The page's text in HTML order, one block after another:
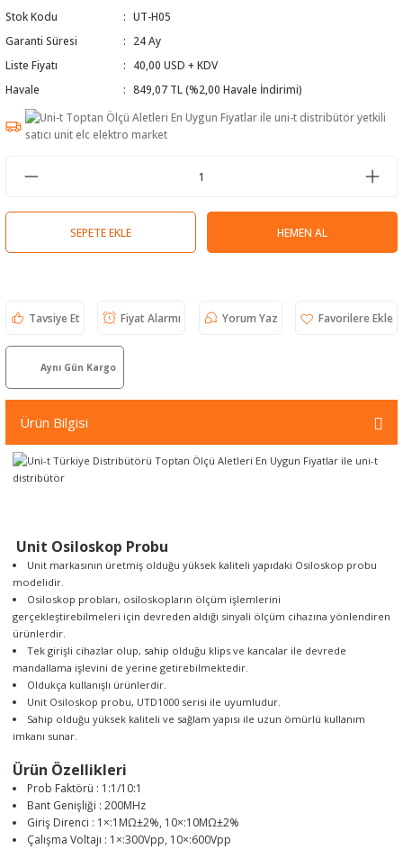
Cihazı
ve Kablo Bulucular
Cihazları
Stok Kodu
UT-H05
Garanti Süresi
24 Ay
Liste Fiyatı
40,00 USD + KDV
Havale
849,07 TL (%2,00 Havale İndirimi)
SEPETE EKLE HEMEN AL
Tavsiye Et Fiyat Alarmı Yorum Yaz
Aynı Gün Kargo
Ürün Bilgisi
Unit Osiloskop Probu
Unit markasının üretmiş olduğu yüksek kaliteli yapıdaki Osiloskop probu
modelidir.
Osiloskop probları, osiloskopların ölçüm işlemlerini
gerçekleştirebilmeleri için devreden aldığı sinyali ölçüm cihazına yönlendiren
ürünlerdir.
Tek girişli cihazlar olup, sahip olduğu klips ve kancalar ile devrede
mandallama işlevini de yerine getirebilmektedir.
Oldukça kullanışlı ürünlerdir.
Unit Osiloskop probu, UTD1000 serisi ile uyumludur.
Sahip olduğu yüksek kaliteli ve sağlam yapısı ile uzun ömürlü kullanım
imkanı sunar.
Ürün Özellikleri
Prob Faktörü : 1:1/10:1
Bant Genişliği : 200MHz
Giriş Direnci : 1×:1MΩ±2%, 10×:10MΩ±2%
Çalışma Voltajı : 1×:300Vpp, 10×:600Vpp